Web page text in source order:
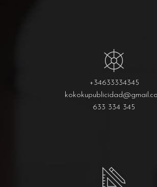
+34633334345
633 334 345